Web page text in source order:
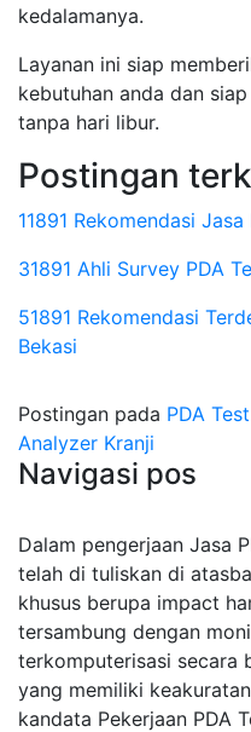
kedalamanya.
Layanan ini siap
kebutuhan anda dan
tanpa hari libur.
Postingan
11891 Rekomendasi
31891 Ahli Survey PDA
51891 Rekomendasi
Bekasi
Postingan pada PDA
Analyzer Kranji
Navigasi pos
Dalam pengerjaan Jasa
telah di tuliskan di
khusus berupa impact
tersambung dengan
terkomputerisasi secara
yang memiliki
kandata Pekerjaan PDA